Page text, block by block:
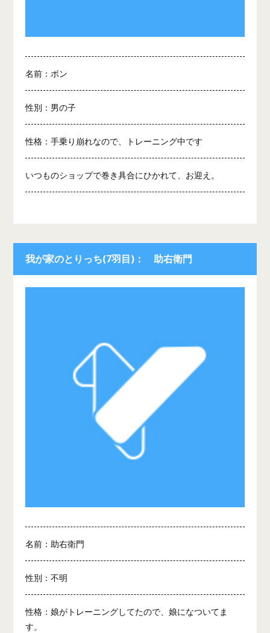
名前：ボン
性別：男の子
性格：手乗り崩れなので、トレーニング中です
いつものショップで巻き具合にひかれて、お迎え。
我が家のとりっち(7羽目)： 助右衛門
名前：助右衛門
性別：不明
性格：娘がトレーニングしてたので、娘になついてま
す。